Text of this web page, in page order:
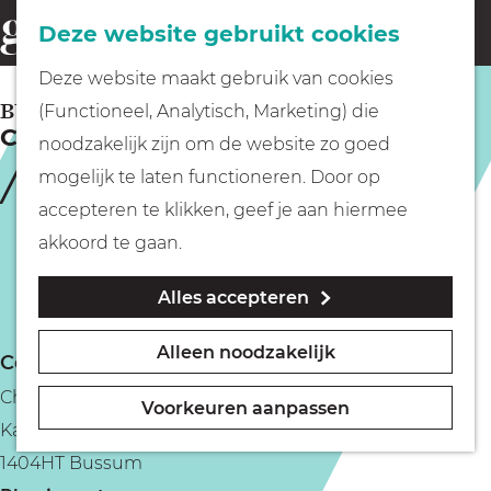
Deze website gebruikt cookies
Deze website maakt gebruik van cookies
(Functioneel, Analytisch, Marketing) die
noodzakelijk zijn om de website zo goed
mogelijk te laten functioneren. Door op
accepteren te klikken, geef je aan hiermee
akkoord te gaan.
Alles accepteren
Alleen noodzakelijk
Voorkeuren aanpassen
G
a
n
a
o
m
e
p
Fietsen
Wandelen
Geocachen
Naar het museum
o
e
k
e
n
Chào
BUSSUM
Contact
Chào
Kapelstraat 9
1404HT Bussum